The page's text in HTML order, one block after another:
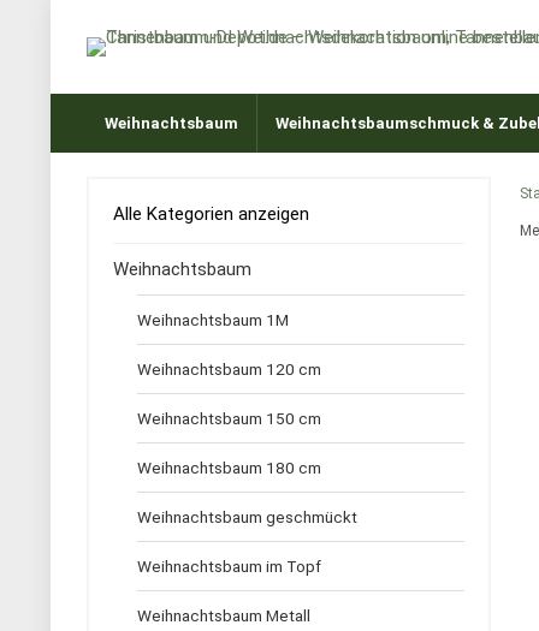
Weihnachtsbaum Weihnachtsbaumschmuck &
Alle Kategorien anzeigen
Weihnachtsbaum
Weihnachtsbaum 1M
Weihnachtsbaum 120 cm
Weihnachtsbaum 150 cm
Weihnachtsbaum 180 cm
Weihnachtsbaum geschmückt
Weihnachtsbaum im Topf
Weihnachtsbaum Metall